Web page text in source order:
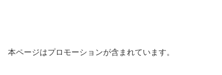
本ページはプロモーションが含まれています。